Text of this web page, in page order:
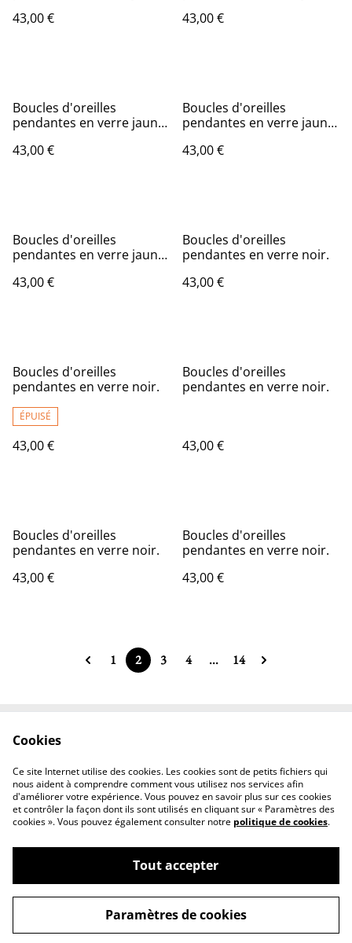
43,00 € 43,00 €
Boucles d'oreilles
pendantes en verre jaune
43,00 €
Boucles d'oreilles
pendantes en verre jaune
43,00 €
Boucles d'oreilles
pendantes en verre jaune
43,00 €
Boucles d'oreilles
pendantes en verre noir.
43,00 €
Boucles d'oreilles
pendantes en verre noir.
ÉPUISÉ
43,00 €
Boucles d'oreilles
pendantes en verre noir.
43,00 €
Boucles d'oreilles
pendantes en verre noir.
43,00 €
Boucles d'oreilles
pendantes en verre noir.
43,00 €
1 2 3 4 ... 14
Politique de
confidentialité
Politique de cookies
©2026Marie Pierre Mauri Atelier Verretige
powered by
Cookies
Ce site Internet utilise des cookies. Les cookies sont de petits fichiers qui
nous aident à comprendre comment vous utilisez nos services afin
d'améliorer votre expérience. Vous pouvez en savoir plus sur ces cookies
et contrôler la façon dont ils sont utilisés en cliquant sur « Paramètres des
cookies ». Vous pouvez également consulter notre politique de cookies.
Tout accepter
Paramètres de cookies